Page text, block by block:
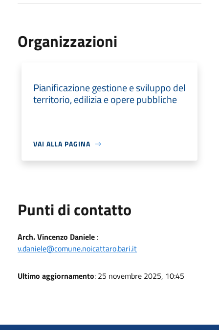
Organizzazioni
Pianificazione gestione e sviluppo del
territorio, edilizia e opere pubbliche
VAI ALLA PAGINA
Punti di contatto
Arch. Vincenzo Daniele :
v.daniele@comune.noicattaro.bari.it
Ultimo aggiornamento: 25 novembre 2025, 10:45